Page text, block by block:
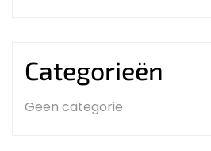
Categorieën
Geen categorie